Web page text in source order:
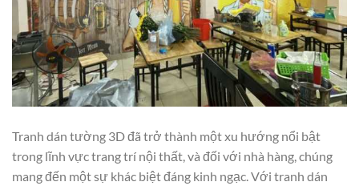
Tranh dán tường 3D đã trở thành một xu hướng nổi bật
trong lĩnh vực trang trí nội thất, và đối với nhà hàng, chúng
mang đến một sự khác biệt đáng kinh ngạc. Với tranh dán